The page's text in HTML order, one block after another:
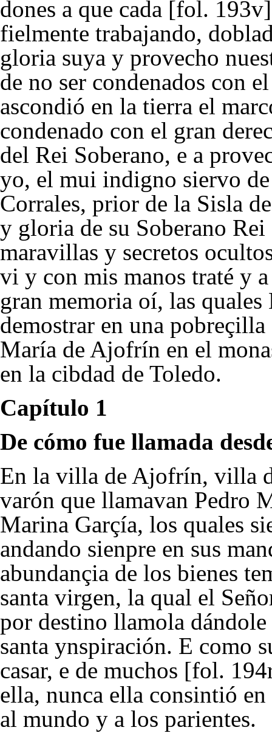
dones a que cada [fol.
fielmente trabajando,
gloria suya y provecho
de no ser condenados con
ascondió en la tierra el
condenado con el gran
del Rei Soberano, e a
yo, el mui indigno siervo
Corrales, prior de la Sisla
y gloria de su Soberano
maravillas y secretos
vi y con mis manos traté y
gran memoria oí, las
demostrar en una
María de Ajofrín en el
en la cibdad de Toledo.
Capítulo 1
De cómo fue llamada
En la villa de Ajofrín, villa
varón que llamavan Pedro
Marina Garçía, los quales
andando sienpre en sus
abundançia de los bienes
santa virgen, la qual el
por destino llamola dándole
santa ynspiración. E como
casar, e de muchos [fol.
ella, nunca ella consintió
al mundo y a los parientes.